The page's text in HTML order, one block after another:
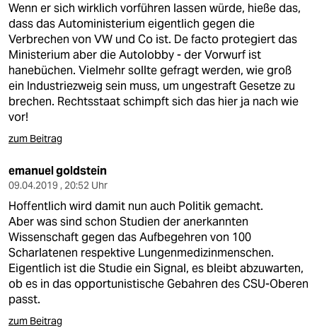
Wenn er sich wirklich vorführen lassen würde, hieße das,
dass das Autoministerium eigentlich gegen die
Verbrechen von VW und Co ist. De facto protegiert das
Ministerium aber die Autolobby - der Vorwurf ist
hanebüchen. Vielmehr sollte gefragt werden, wie groß
ein Industriezweig sein muss, um ungestraft Gesetze zu
brechen. Rechtsstaat schimpft sich das hier ja nach wie
vor!
zum Beitrag
emanuel goldstein
09.04.2019 , 20:52 Uhr
Hoffentlich wird damit nun auch Politik gemacht.
Aber was sind schon Studien der anerkannten
Wissenschaft gegen das Aufbegehren von 100
Scharlatenen respektive Lungenmedizinmenschen.
Eigentlich ist die Studie ein Signal, es bleibt abzuwarten,
ob es in das opportunistische Gebahren des CSU-Oberen
passt.
zum Beitrag